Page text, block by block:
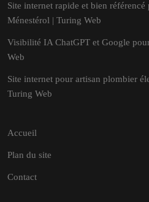
Site internet rapide et bien
Ménestérol | Turing Web
Visibilité IA ChatGPT et Google
Web
Site internet pour artisan plombier
Turing Web
Accueil
Plan du site
Contact